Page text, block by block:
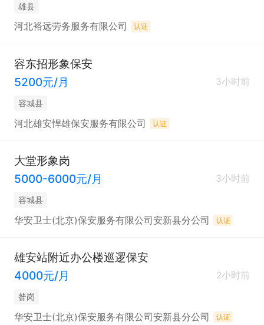
雄县
河北裕远劳务服务有限公司 认证
容东招形象保安
5200元/月
3小时前
容城县
河北雄安悍雄保安服务有限公司 认证
大堂形象岗
5000-6000元/月
3小时前
容城县
华安卫士(北京)保安服务有限公司安新县分公司 认证
雄安站附近办公楼巡逻保安
4000元/月
2小时前
昝岗
华安卫士(北京)保安服务有限公司安新县分公司 认证